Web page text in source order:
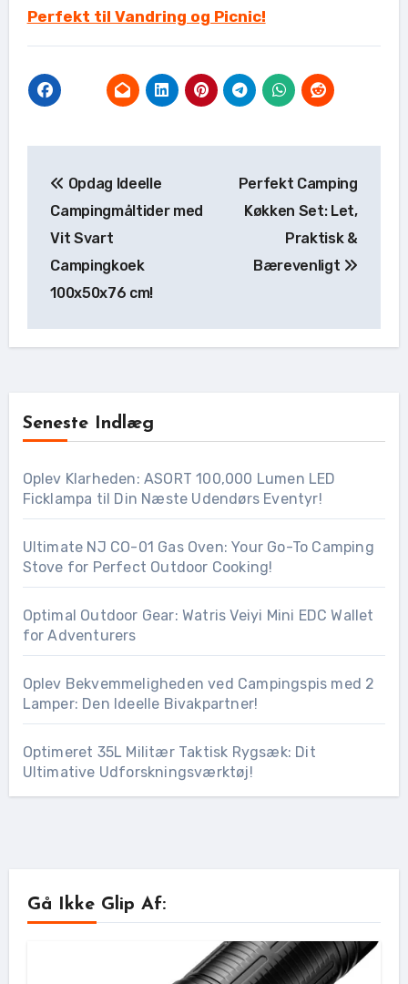
Perfekt til Vandring og Picnic!
Opdag Ideelle
Campingmåltider med
Vit Svart
Campingkoek
100x50x76 cm!
Perfekt Camping
Køkken Set: Let,
Praktisk &
Bærevenligt
Seneste Indlæg
Oplev Klarheden: ASORT 100,000 Lumen LED
Ficklampa til Din Næste Udendørs Eventyr!
Ultimate NJ CO-01 Gas Oven: Your Go-To Camping
Stove for Perfect Outdoor Cooking!
Optimal Outdoor Gear: Watris Veiyi Mini EDC Wallet
for Adventurers
Oplev Bekvemmeligheden ved Campingspis med 2
Lamper: Den Ideelle Bivakpartner!
Optimeret 35L Militær Taktisk Rygsæk: Dit
Ultimative Udforskningsværktøj!
Gå Ikke Glip Af: